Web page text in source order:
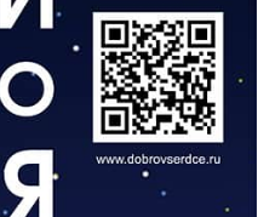
СВО